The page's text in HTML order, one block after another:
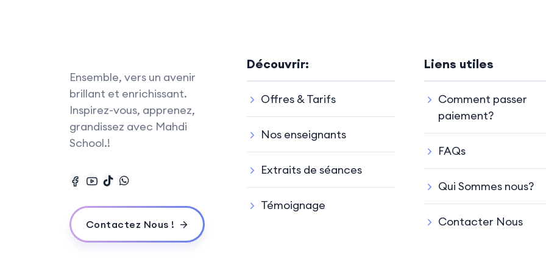
Ensemble, vers un avenir
brillant et enrichissant.
Inspirez-vous, apprenez,
grandissez avec Mahdi
School.!
Contactez Nous !
Découvrir:
Offres & Tarifs
Nos enseignants
Extraits de séances
Témoignage
Liens utiles
Comment passer
paiement?
FAQs
Qui Sommes nous?
Contacter Nous